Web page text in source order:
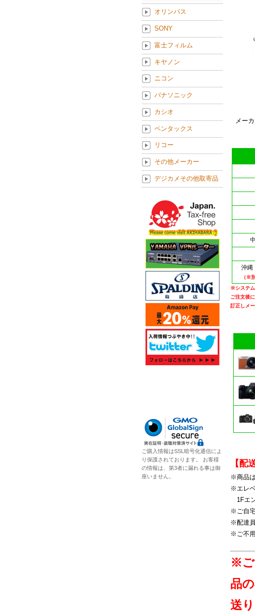
メー
沖縄
（※
※システム
ご注文後
訂正しメ
こ
【配
※商品
※エレ
1Fエ
※ご自
※配達
※ご不
※ご
品
送
オリンパス
SONY
富士フィルム
キヤノン
ニコン
パナソニック
カシオ
ペンタックス
リコー
その他メーカー
デジカメその他取寄品
ご購入情報はSSL暗号化通信によ
り保護されております。 お客様
の情報は、第3者に漏れる事は御
座いません。